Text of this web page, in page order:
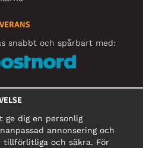
snabbt och spårbart med:
MEDIER
ge dig en personlig
annonsering och
och säkra. För